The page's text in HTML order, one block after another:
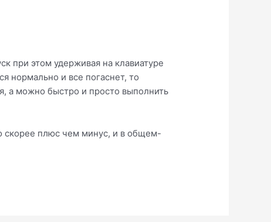
при этом удерживая на клавиатуре
нормально и все погаснет, то
а можно быстро и просто выполнить
скорее плюс чем минус, и в общем-